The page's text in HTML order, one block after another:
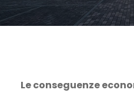
Le conseguenze